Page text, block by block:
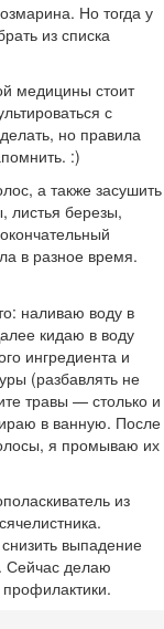
Но тогда у
из списка
медицины стоит
с
но правила
:)
а также засушить
листья березы,
в разное время.
наливаю воду в
кидаю в воду
ингредиента и
(разбавлять не
травы — столько и
в ванную. После
я промываю их
из
выпадение
Сейчас делаю